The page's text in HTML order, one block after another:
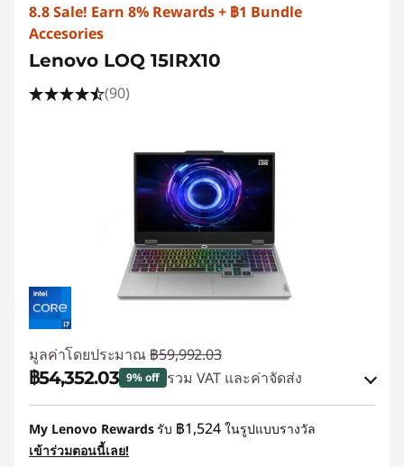
8.8 Sale! Earn 8% Rewards + ฿1 Bundle
Accesories
Lenovo LOQ 15IRX10
(90)
มูลค่าโดยประมาณ ฿59,992.03
฿54,352.03 9% off รวม VAT และค่าจัดส่ง
ประหยัดทันที :-฿5,640.00
ใช้ eCoupon :
My Lenovo Rewardsรับ ฿1,524 ในรูปแบบรางวัล
เข้าร่วมตอนนี้เลย!